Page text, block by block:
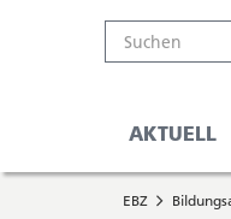
Kanton
Solothurn
Suche
Online-
Schalter
Suche
AKTUELL
Service-
Navigation
Sie
befinden
EBZ